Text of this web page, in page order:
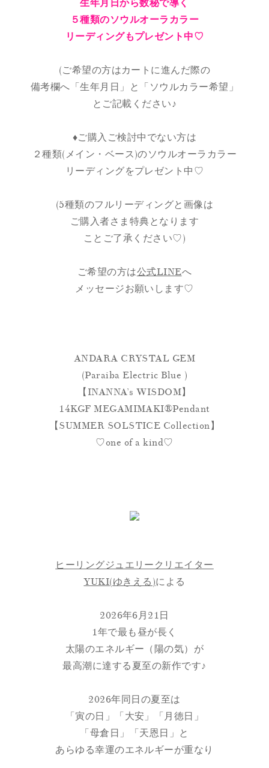
生年月日から数秘で導く
５種類のソウルオーラカラー
リーディングもプレゼント中♡
(ご希望の方はカートに進んだ際の
備考欄へ「生年月日」と「ソウルカラー希望」
とご記載ください♪
♦︎ご購入ご検討中でない方は
２種類(メイン・ベース)のソウルオーラカラー
リーディングをプレゼント中♡
(5種類のフルリーディングと画像は
ご購入者さま特典となります
ことご了承ください♡)
ご希望の方は公式LINEへ
メッセージお願いします♡
ANDARA CRYSTAL GEM
(Paraiba Electric Blue )
【INANNA’s WISDOM】
14KGF MEGAMIMAKI®︎Pendant
【SUMMER SOLSTICE Collection】
♡one of a kind♡
ヒーリングジュエリークリエイター
YUKI(ゆきえる)による
2026年6月21日
1年で最も昼が長く
太陽のエネルギー（陽の気）が
最高潮に達する夏至の新作です♪
2026年同日の夏至は
「寅の日」「大安」「月徳日」
「母倉日」「天恩日」と
あらゆる幸運のエネルギーが重なり